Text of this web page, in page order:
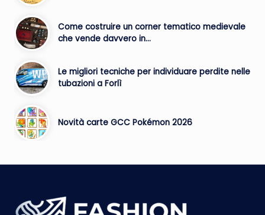
Come costruire un corner tematico medievale
che vende davvero in…
Le migliori tecniche per individuare perdite nelle
tubazioni a Forlì
Novità carte GCC Pokémon 2026